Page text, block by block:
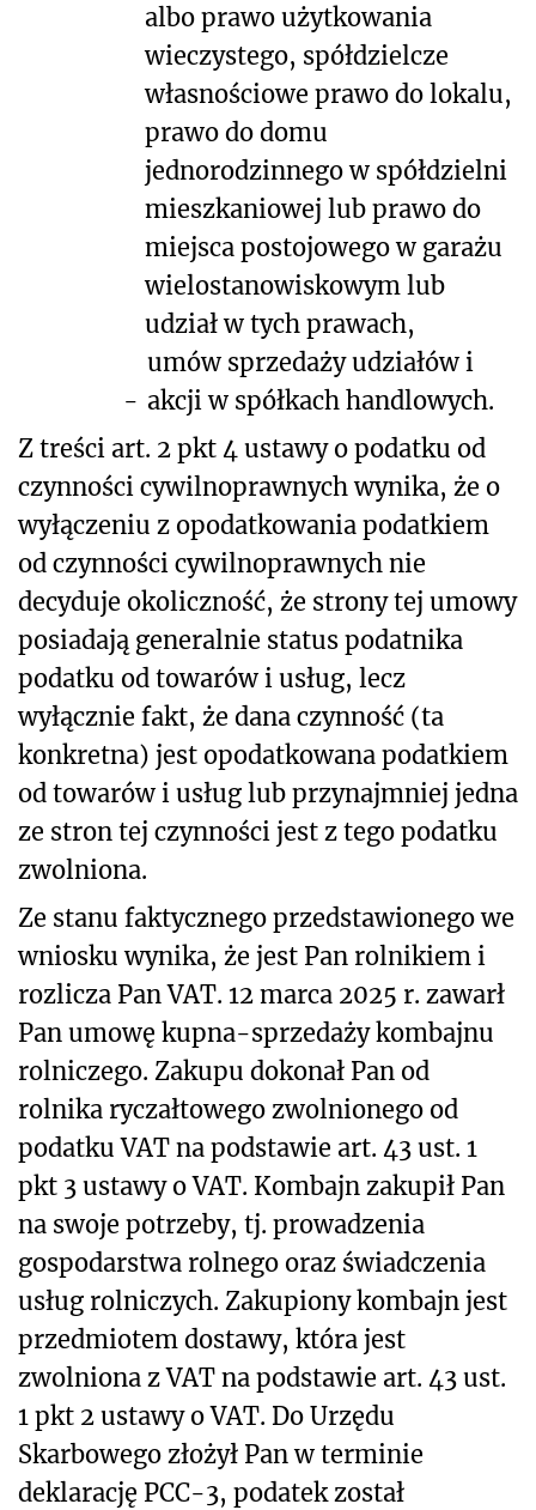
albo prawo użytkowania
wieczystego, spółdzielcze
własnościowe prawo do lokalu,
prawo do domu
jednorodzinnego w spółdzielni
mieszkaniowej lub prawo do
miejsca postojowego w garażu
wielostanowiskowym lub
udział w tych prawach,
-
umów sprzedaży udziałów i
akcji w spółkach handlowych.
Z treści art. 2 pkt 4 ustawy o podatku od
czynności cywilnoprawnych wynika, że o
wyłączeniu z opodatkowania podatkiem
od czynności cywilnoprawnych nie
decyduje okoliczność, że strony tej umowy
posiadają generalnie status podatnika
podatku od towarów i usług, lecz
wyłącznie fakt, że dana czynność (ta
konkretna) jest opodatkowana podatkiem
od towarów i usług lub przynajmniej jedna
ze stron tej czynności jest z tego podatku
zwolniona.
Ze stanu faktycznego przedstawionego we
wniosku wynika, że jest Pan rolnikiem i
rozlicza Pan VAT. 12 marca 2025 r. zawarł
Pan umowę kupna-sprzedaży kombajnu
rolniczego. Zakupu dokonał Pan od
rolnika ryczałtowego zwolnionego od
podatku VAT na podstawie art. 43 ust. 1
pkt 3 ustawy o VAT. Kombajn zakupił Pan
na swoje potrzeby, tj. prowadzenia
gospodarstwa rolnego oraz świadczenia
usług rolniczych. Zakupiony kombajn jest
przedmiotem dostawy, która jest
zwolniona z VAT na podstawie art. 43 ust.
1 pkt 2 ustawy o VAT. Do Urzędu
Skarbowego złożył Pan w terminie
deklarację PCC-3, podatek został